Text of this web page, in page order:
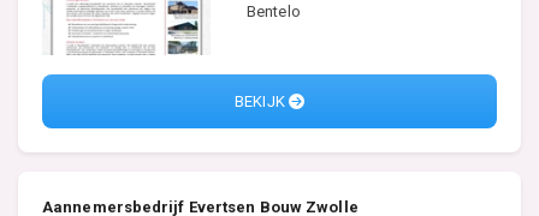
Bentelo
BEKIJK
Aannemersbedrijf Evertsen Bouw Zwolle